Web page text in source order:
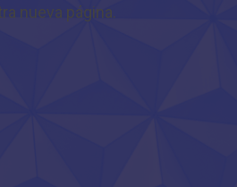
nueva página.